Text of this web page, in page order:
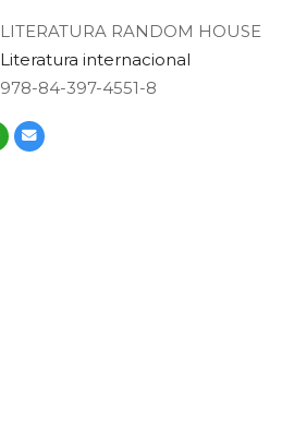
LITERATURA RANDOM HOUSE
Literatura internacional
978-84-397-4551-8